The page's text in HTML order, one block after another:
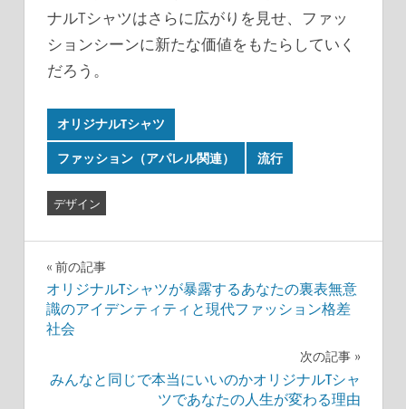
ナルTシャツはさらに広がりを見せ、ファッ
ションシーンに新たな価値をもたらしていく
だろう。
オリジナルTシャツ
ファッション（アパレル関連） 流行
デザイン
投
稿
ナ
ビ
前の記事
オリジナルTシャツが暴露するあなたの裏表無意
識のアイデンティティと現代ファッション格差
社会
次の記事
みんなと同じで本当にいいのかオリジナルTシャ
ツであなたの人生が変わる理由